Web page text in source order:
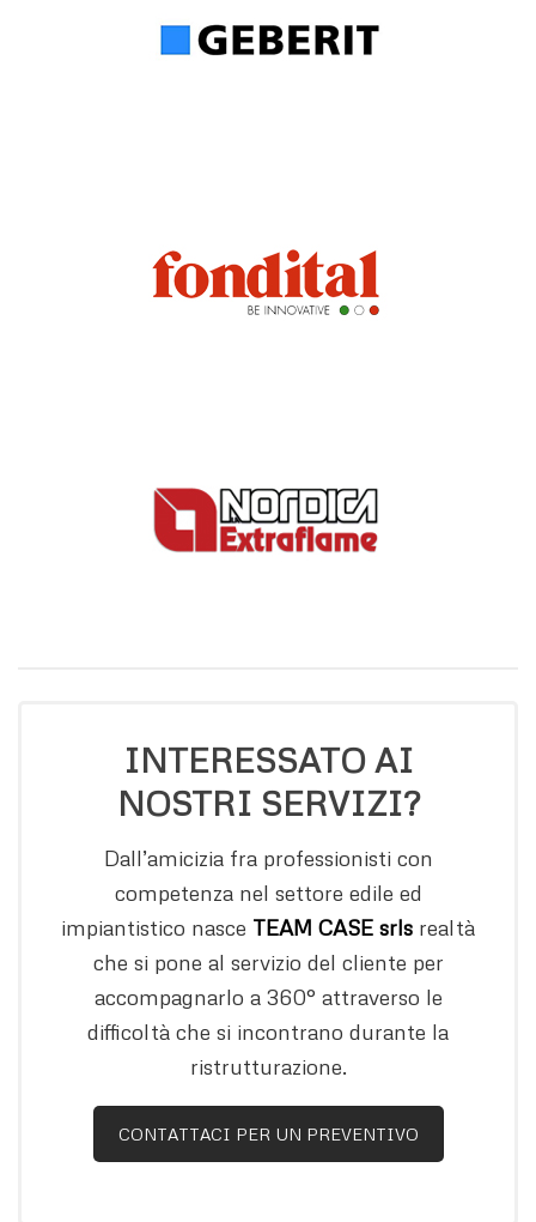
INTERESSATO AI
NOSTRI SERVIZI?
Dall’amicizia fra professionisti con
competenza nel settore edile ed
impiantistico nasce TEAM CASE srls realtà
che si pone al servizio del cliente per
accompagnarlo a 360° attraverso le
difficoltà che si incontrano durante la
ristrutturazione.
CONTATTACI PER UN PREVENTIVO